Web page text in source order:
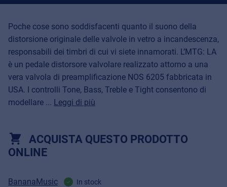
Poche cose sono soddisfacenti quanto il suono della
distorsione originale delle valvole in vetro a incandescenza,
responsabili dei timbri di cui vi siete innamorati. L’MTG: LA
è un pedale distorsore valvolare realizzato attorno a una
vera valvola di preamplificazione NOS 6205 fabbricata in
USA. I controlli Tone, Bass, Treble e Tight consentono di
modellare ... Leggi di più
ACQUISTA QUESTO PRODOTTO
ONLINE
BananaMusic In stock